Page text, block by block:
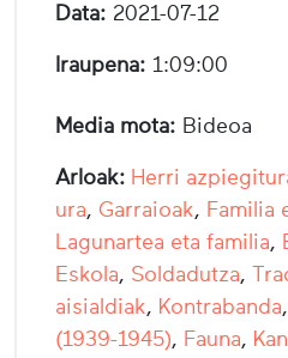
Data: 2021-07-12
Iraupena: 1:09:00
Media mota: Bideoa
Arloak: Herri
ura, Garraioak, Familia
Lagunartea eta familia,
Eskola, Soldadutza,
aisialdiak, Kontrabanda,
(1939-1945), Fauna,